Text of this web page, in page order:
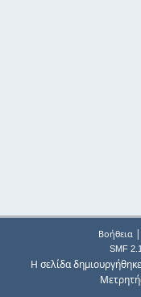
Βοήθεια|
SMF
Η σελίδα